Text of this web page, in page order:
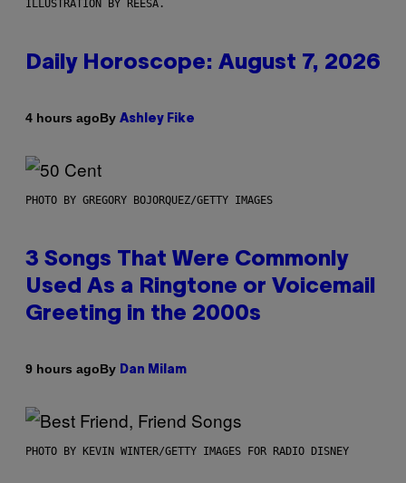
ILLUSTRATION BY REESA.
Daily Horoscope: August 7, 2026
4 hours agoBy Ashley Fike
PHOTO BY GREGORY BOJORQUEZ/GETTY IMAGES
3 Songs That Were Commonly
Used As a Ringtone or Voicemail
Greeting in the 2000s
9 hours agoBy Dan Milam
PHOTO BY KEVIN WINTER/GETTY IMAGES FOR RADIO DISNEY